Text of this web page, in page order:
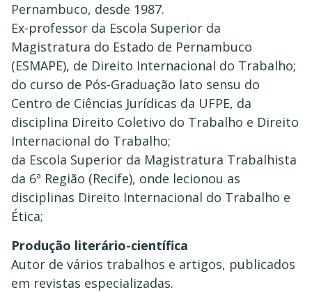
Pernambuco, desde 1987.
Ex-professor da Escola Superior da
Magistratura do Estado de Pernambuco
(ESMAPE), de Direito Internacional do Trabalho;
do curso de Pós-Graduação lato sensu do
Centro de Ciências Jurídicas da UFPE, da
disciplina Direito Coletivo do Trabalho e Direito
Internacional do Trabalho;
da Escola Superior da Magistratura Trabalhista
da 6ª Região (Recife), onde lecionou as
disciplinas Direito Internacional do Trabalho e
Ética;
Produção literário-científica
Autor de vários trabalhos e artigos, publicados
em revistas especializadas.